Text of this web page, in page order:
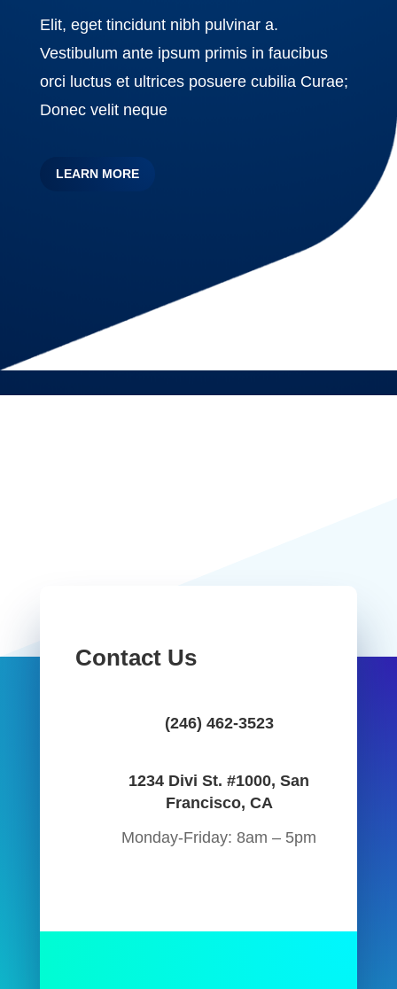
Elit, eget tincidunt nibh pulvinar a.
Vestibulum ante ipsum primis in faucibus
orci luctus et ultrices posuere cubilia Curae;
Donec velit neque
LEARN MORE
Contact Us
(246) 462-3523
1234 Divi St. #1000, San
Francisco, CA
Monday-Friday: 8am – 5pm